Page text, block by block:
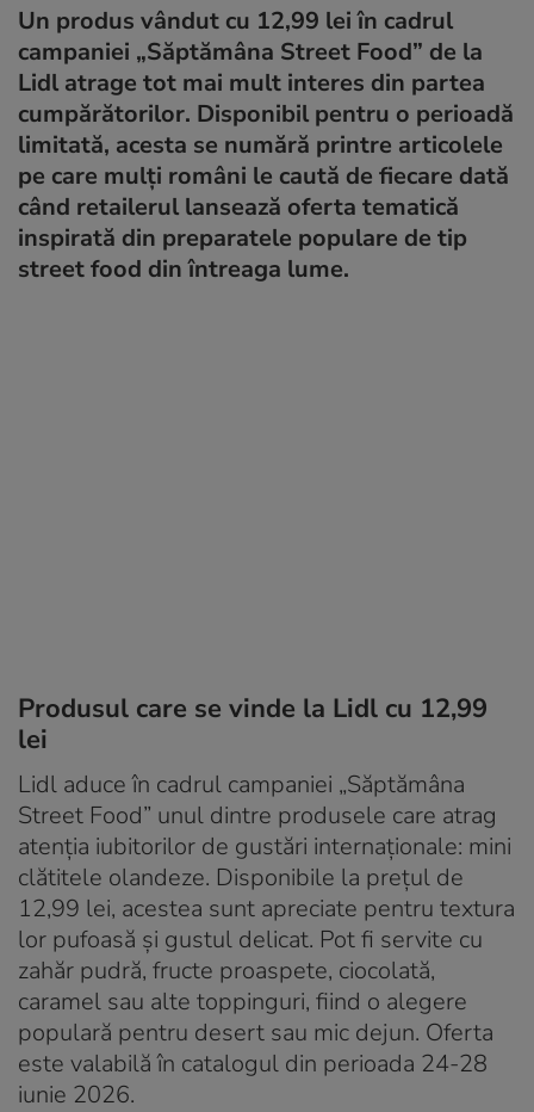
Un produs vândut cu 12,99 lei în cadrul
campaniei „Săptămâna Street Food” de la
Lidl atrage tot mai mult interes din partea
cumpărătorilor. Disponibil pentru o perioadă
limitată, acesta se numără printre articolele
pe care mulți români le caută de fiecare dată
când retailerul lansează oferta tematică
inspirată din preparatele populare de tip
street food din întreaga lume.
Produsul care se vinde la Lidl cu 12,99
lei
Lidl aduce în cadrul campaniei „Săptămâna
Street Food” unul dintre produsele care atrag
atenția iubitorilor de gustări internaționale: mini
clătitele olandeze. Disponibile la prețul de
12,99 lei, acestea sunt apreciate pentru textura
lor pufoasă și gustul delicat. Pot fi servite cu
zahăr pudră, fructe proaspete, ciocolată,
caramel sau alte toppinguri, fiind o alegere
populară pentru desert sau mic dejun. Oferta
este valabilă în catalogul din perioada 24-28
iunie 2026.